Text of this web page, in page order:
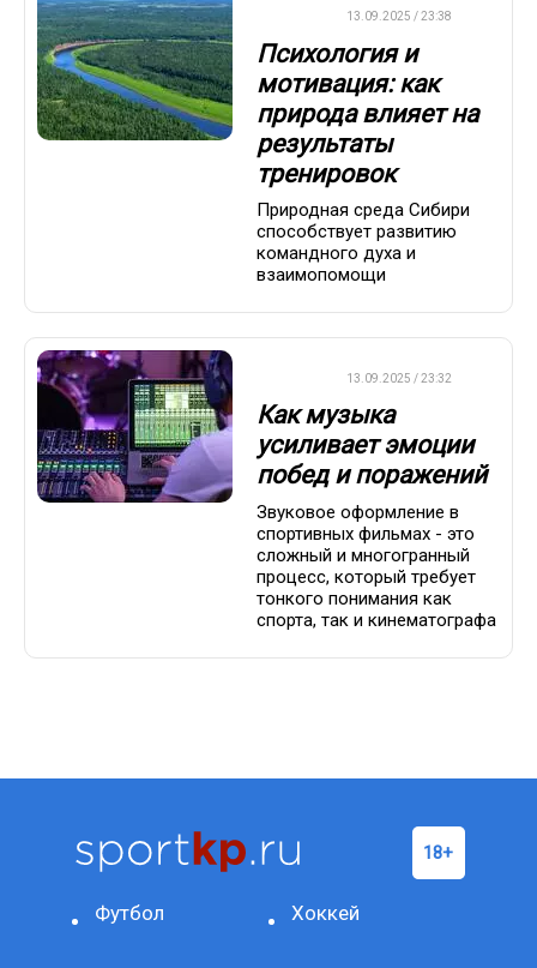
13.09.2025 / 23:38
Психология и
мотивация: как
природа влияет на
результаты
тренировок
Природная среда Сибири
способствует развитию
командного духа и
взаимопомощи
13.09.2025 / 23:32
Как музыка
усиливает эмоции
побед и поражений
Звуковое оформление в
спортивных фильмах - это
сложный и многогранный
процесс, который требует
тонкого понимания как
спорта, так и кинематографа
Футбол Хоккей